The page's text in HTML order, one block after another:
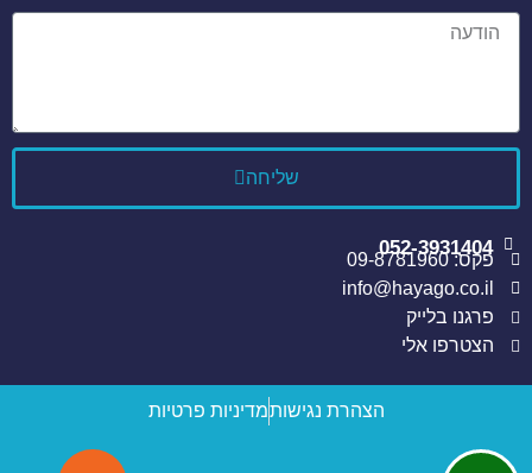
שליחה
052-3931404
פקס: 09-8781960
info@hayago.co.il
פרגנו בלייק
הצטרפו אלי
הצהרת נגישותמדיניות פרטיות